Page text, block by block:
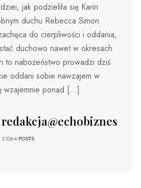
jak podzieliła się Karin
duchu Rebecca Simon
do cierpliwości i oddania,
duchowo nawet w okresach
to nabożeństwo prowadzi dziś
oddani sobie nawzajem w
wzajemnie ponad […]
redakcja@echobiznesu.pl
21064 POSTS